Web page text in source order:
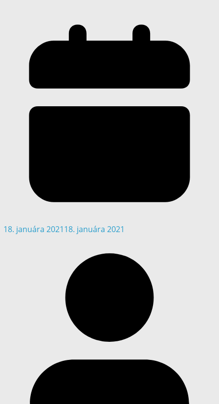
18. januára 202118. januára 2021